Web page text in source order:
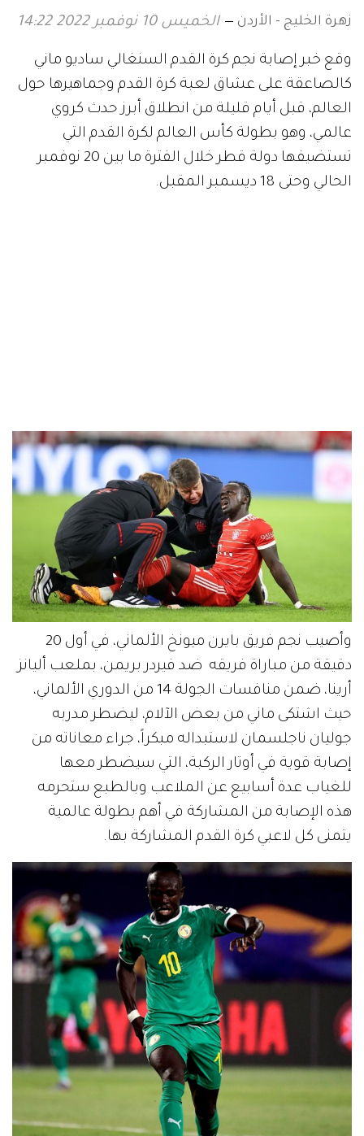
زهرة الخليج - الأردن الخميس 10 نوفمبر 2022 14:22
وقع خبر إصابة نجم كرة القدم السنغالي ساديو ماني
كالصاعقة على عشاق لعبة كرة القدم وجماهيرها حول
العالم، قبل أيام قليلة من انطلاق أبرز حدث كروي
عالمي، وهو بطولة كأس العالم لكرة القدم التي
تستضيفها دولة قطر خلال الفترة ما بين 20 نوفمبر
الحالي وحتى 18 ديسمبر المقبل.
وأصيب نجم فريق بايرن ميونخ الألماني، في أول 20
دقيقة من مباراة فريقه ضد فيردر بريمن، بملعب أليانز
أرينا، ضمن منافسات الجولة 14 من الدوري الألماني،
حيث اشتكى ماني من بعض الآلام، ليضطر مدربه
جوليان ناجلسمان لاستبداله مبكراً، جراء معاناته من
إصابة قوية في أوتار الركبة، التي سيضطر معها
للغياب عدة أسابيع عن الملاعب وبالطبع ستحرمه
هذه الإصابة من المشاركة في أهم بطولة عالمية
يتمنى كل لاعبي كرة القدم المشاركة بها.